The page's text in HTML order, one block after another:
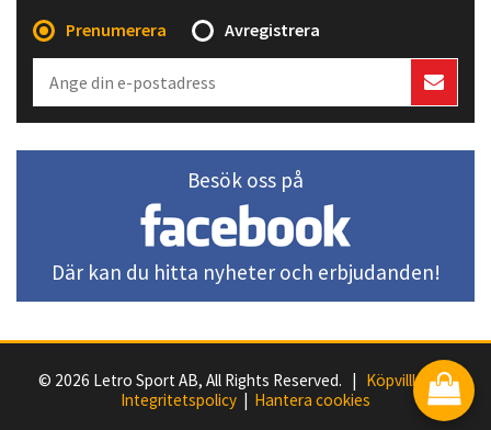
Prenumerera
Avregistrera
Besök oss på
Där kan du hitta nyheter och erbjudanden!
© 2026 Letro Sport AB, All Rights Reserved. | Köpvillkor|
Integritetspolicy | Hantera cookies